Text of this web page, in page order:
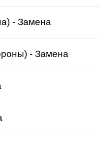
- Замена
- Замена